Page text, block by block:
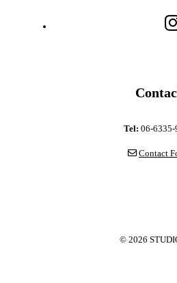
Tel: 06-6335-
Contact
© 2026